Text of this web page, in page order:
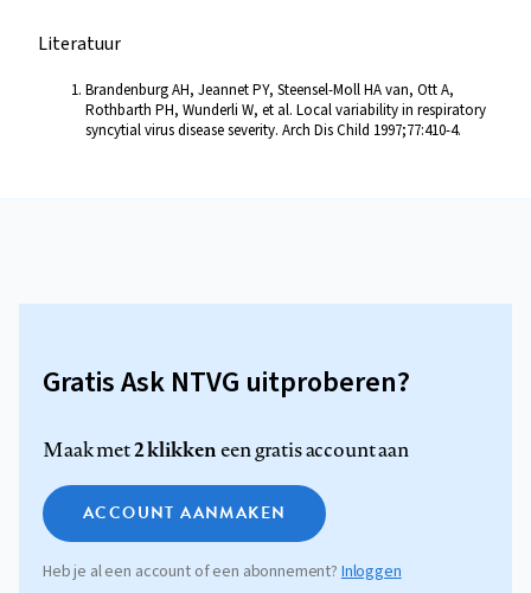
Literatuur
Brandenburg AH, Jeannet PY, Steensel-Moll HA van, Ott A,
Rothbarth PH, Wunderli W, et al. Local variability in respiratory
syncytial virus disease severity. Arch Dis Child 1997;77:410-4.
Gratis Ask NTVG uitproberen?
Maak met2 klikkeneen gratis account aan
ACCOUNT AANMAKEN
Heb je al een account of een abonnement? Inloggen